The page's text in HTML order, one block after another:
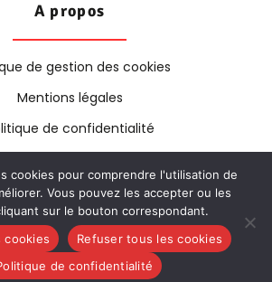
A propos
de gestion des cookies
Mentions légales
de confidentialité
Tous Droits Réservés | Création &
ByPixel Concept
cookies pour comprendre l'utilisation de
Vous pouvez les accepter ou les
sur le bouton correspondant.
cookies
Refuser tous les cookies
de confidentialité